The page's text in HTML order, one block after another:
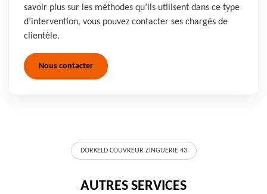
savoir plus sur les méthodes qu’ils utilisent dans ce type
d’intervention, vous pouvez contacter ses chargés de
clientèle.
Nous contacter
DORKELD COUVREUR ZINGUERIE 43
AUTRES SERVICES